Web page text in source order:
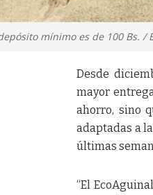
mínimo es de 100 Bs. /
Desde
mayor
ahorro, sino
adaptadas a
últimas
“El